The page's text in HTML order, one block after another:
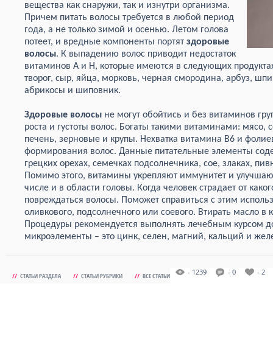
вещества как снаружи, так и изнутри организма.
Причем питать волосы требуется в любой период
года, а не только зимой и осенью. Летом голова
потеет, и вредные компоненты портят здоровые
волосы. К выпадению волос приводит недостаток
витаминов А и Н, которые имеются в следующих
творог, сыр, яйца, морковь, черная смородина, арбуз,
абрикосы и шиповник.
Здоровые волосы не могут обойтись и без витаминов
роста и густоты волос. Богаты такими витаминами: мясо,
печень, зерновые и крупы. Нехватка витамина В6 и
формирования волос. Данные питательные элементы
грецких орехах, семечках подсолнечника, сое, злаках,
Помимо этого, витамины укрепляют иммунитет и
числе и в области головы. Когда человек страдает от
повреждаться волосы. Поможет справиться с этим
оливкового, подсолнечного или соевого. Втирать масло
Процедуры рекомендуется выполнять лечебным курсом
микроэлементы – это цинк, селен, магний, кальций и
// СТАТЬИ РАЗДЕЛА // СТАТЬИ РУБРИКИ // ВСЕ СТАТЬИ - 1239 - 0 - 2